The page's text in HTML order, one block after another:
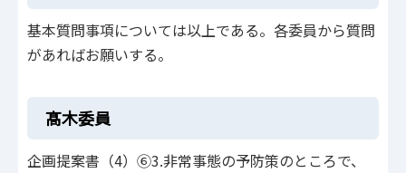
基本質問事項については以上である。各委員から質問
があればお願いする。
髙木委員
企画提案書（4）⑥3.非常事態の予防策のところで、